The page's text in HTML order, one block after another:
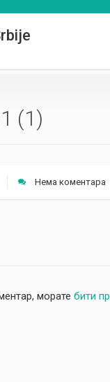
(1)
Нема коментара
морате бити